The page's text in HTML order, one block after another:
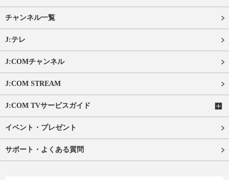
チャンネル一覧
J:テレ
J:COMチャンネル
J:COM STREAM
J:COM TVサービスガイド
イベント・プレゼント
サポート・よくある質問